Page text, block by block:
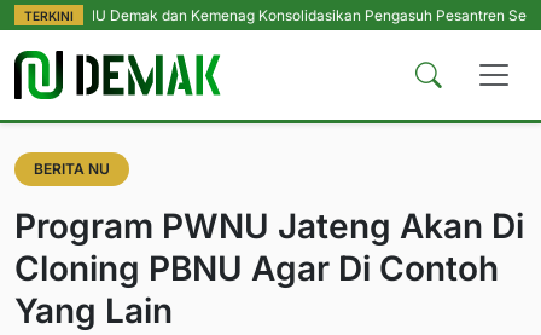
TERKINI
Demak dan Kemenag Konsolidasikan Pengasuh Pesantren Se-Kabupaten
BERITA NU
Program PWNU Jateng Akan Di
Cloning PBNU Agar Di Contoh
Yang Lain